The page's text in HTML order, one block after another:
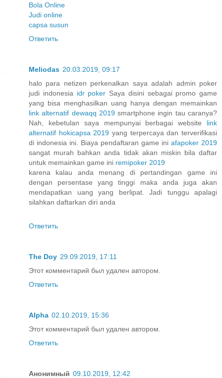
Bola Online
Judi online
capsa susun
Ответить
Meliodas 20.03.2019, 09:17
halo para netizen perkenalkan saya adalah admin poker
judi indonesia idr poker Saya disini sebagai promo game
yang bisa menghasilkan uang hanya dengan memainkan
link alternatif dewaqq 2019smartphone ingin tau caranya?
Nah, kebetulan saya mempunyai berbagai website link
alternatif hokicapsa 2019 yang terpercaya dan terverifikasi
di indonesia ini. Biaya pendaftaran game ini afapoker 2019
sangat murah bahkan anda tidak akan miskin bila daftar
untuk memainkan game ini remipoker 2019
karena kalau anda menang di pertandingan game ini
dengan persentase yang tinggi maka anda juga akan
mendapatkan uang yang berlipat. Jadi tunggu apalagi
silahkan daftarkan diri anda
Ответить
The Doy 29.09.2019, 17:11
Этот комментарий был удален автором.
Ответить
Alpha 02.10.2019, 15:36
Этот комментарий был удален автором.
Ответить
Анонимный 09.10.2019, 12:42